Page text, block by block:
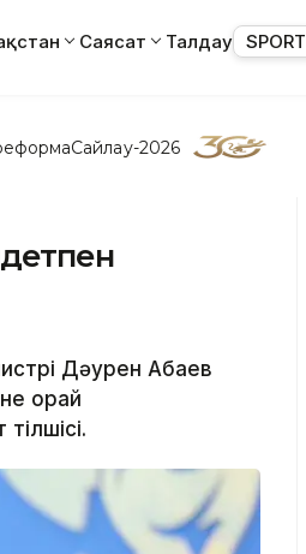
Саясат Талдау SPORT
Сайлау-2026
Дәурен Абаев
орай